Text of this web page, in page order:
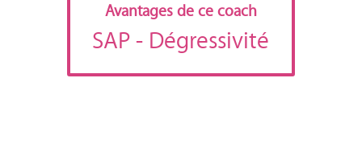
Avantages de ce coach
SAP- Dégressivité